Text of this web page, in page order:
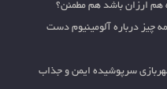
هم ارزان باشد هم مطمئن؟
چیز درباره آلومینیوم دست
سرپوشیده ایمن و جذاب